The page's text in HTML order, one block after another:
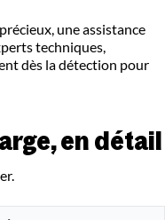
une assistance
techniques,
dès la détection pour
en détail